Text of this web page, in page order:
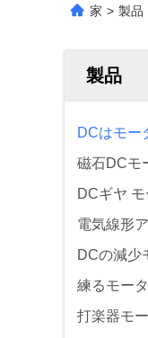
家 > 製品
製品
DCはモー
磁石DCモ
DCギヤ
電気線形
DCの減少
練るモー
打楽器モ